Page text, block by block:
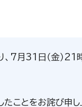
、7月31日（金）
ことをお詫び申し